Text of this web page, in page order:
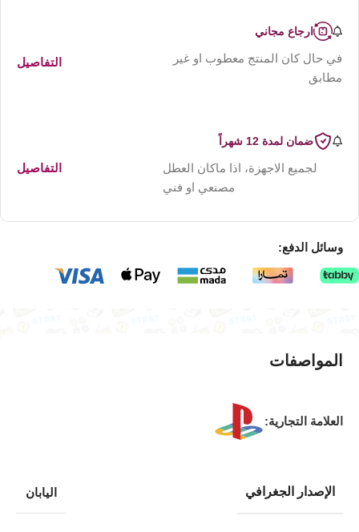
ارجاع مجاني
في حال كان المنتج معطوب او غير
مطابق
التفاصيل
ضمان لمدة 12 شهراً
لجميع الاجهزة، اذا ماكان العطل
مصنعي او فني
التفاصيل
وسائل الدفع:
المواصفات
العلامة التجارية:
الإصدار الجغرافي اليابان